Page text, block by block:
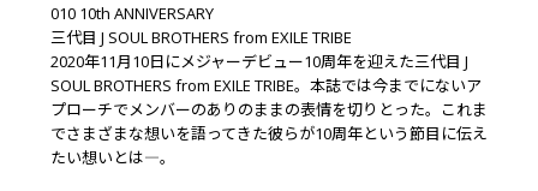
010 10th ANNIVERSARY
三代目 J SOUL BROTHERS from EXILE TRIBE
2020年11月10日にメジャーデビュー10周年を迎えた三代目 J
SOUL BROTHERS from EXILE TRIBE。本誌では今までにないア
プローチでメンバーのありのままの表情を切りとった。これま
でさまざまな想いを語ってきた彼らが10周年という節目に伝え
たい想いとは――――。